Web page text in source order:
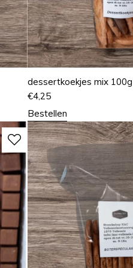
dessertkoekjes mix 100g
€4,25
Bestellen